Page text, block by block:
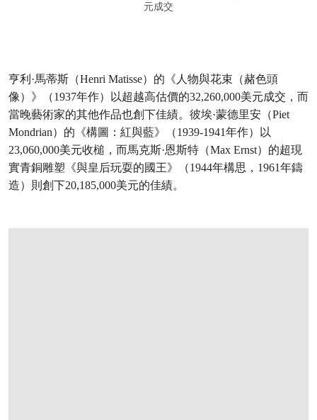
元成交
亨利·馬蒂斯（Henri Matisse）的《人物與花束（赭色頭
像）》（1937年作）以超越高估價的32,260,000美元成交，而
當晚藝術家的其他作品也創下佳績。彼埃·蒙德里安（Piet
Mondrian）的《構圖：紅與藍》（1939-1941年作）以
23,060,000美元收槌，而馬克斯·恩斯特（Max Ernst）的超現
實青銅雕塑《與皇后玩耍的國王》（1944年構思，1961年鑄
造）則創下20,185,000美元的佳績。